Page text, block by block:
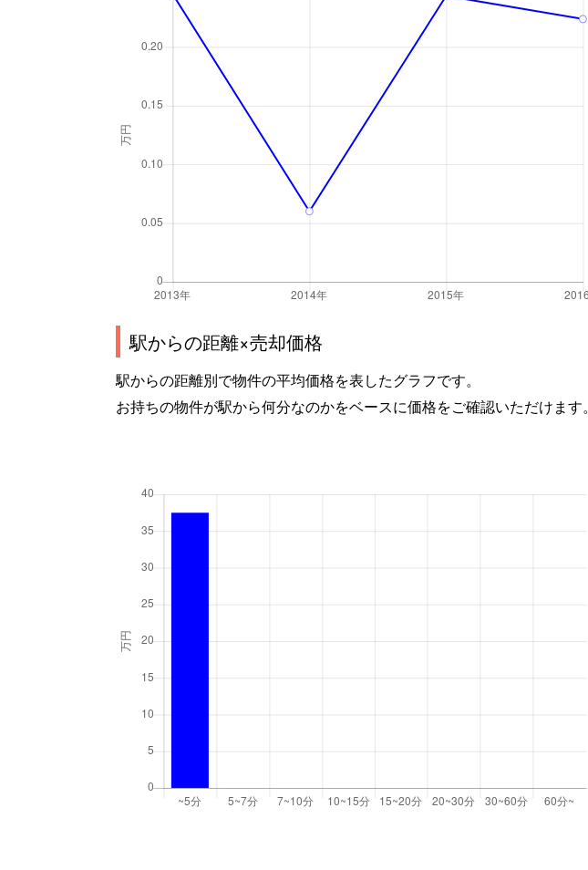
駅からの距離×売却価格
駅からの距離別で物件の平均価格を表したグラフです。
お持ちの物件が駅から何分なのかをベースに価格をご確認いただけます。